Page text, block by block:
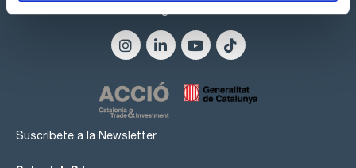
Suscríbete a la Newsletter